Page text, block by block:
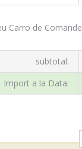
Carro de
subtotal:
Import a la Data: